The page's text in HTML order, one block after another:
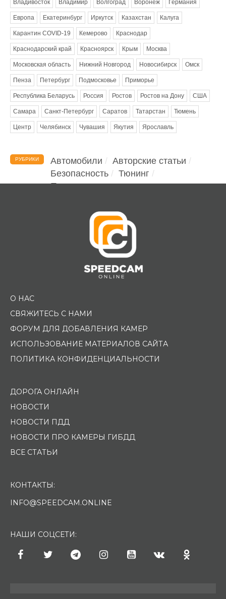
Владивосток Владимир Волгоград Воронеж Германия
Европа Екатеринбург Иркутск Казахстан Калуга
Карантин COVID-19 Кемерово Краснодар
Краснодарский край Красноярск Крым Москва
Московская область Нижний Новгород Новосибирск Омск
Пенза Петербург Подмосковье Приморье
Республика Беларусь Россия Ростов Ростов на Дону США
Самара Санкт-Петербург Саратов Татарстан Тюмень
Центр Челябинск Чувашия Якутия Ярославль
РУБРИКИ Автомобили
Авторские статьи
Безопасность
Тюнинг
Помощь водителю
О НАС
СВЯЖИТЕСЬ С НАМИ
ФОРУМ ДЛЯ ДОБАВЛЕНИЯ КАМЕР
ИСПОЛЬЗОВАНИЕ МАТЕРИАЛОВ САЙТА
ПОЛИТИКА КОНФИДЕНЦИАЛЬНОСТИ
ДОРОГА ОНЛАЙН
НОВОСТИ
НОВОСТИ ПДД
НОВОСТИ ПРО КАМЕРЫ ГИБДД
ВСЕ СТАТЬИ
КОНТАКТЫ:
INFO@SPEEDCAM.ONLINE
НАШИ СОЦСЕТИ: